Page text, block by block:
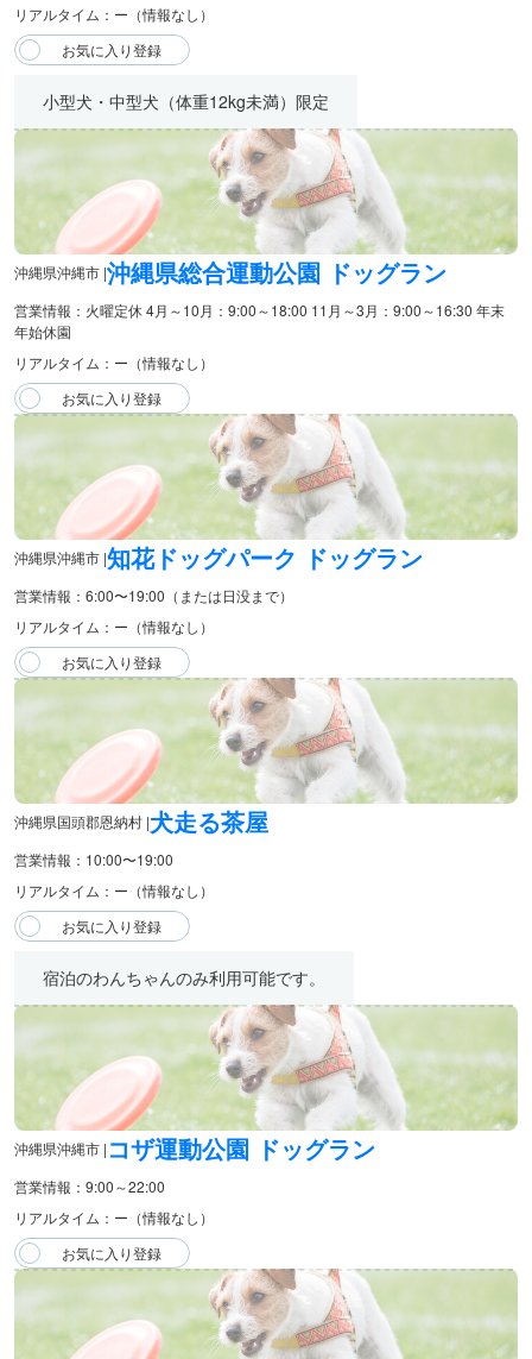
リアルタイム：ー（情報なし）
小型犬・中型犬（体重12kg未満）限定
沖縄県沖縄市 |沖縄県総合運動公園 ドッグラン
営業情報：火曜定休 4月～10月：9:00～18:00 11月～3月：9:00～16:30 年末
年始休園
リアルタイム：ー（情報なし）
沖縄県沖縄市 |知花ドッグパーク ドッグラン
営業情報：6:00〜19:00（または日没まで）
リアルタイム：ー（情報なし）
沖縄県国頭郡恩納村 |犬走る茶屋
営業情報：10:00〜19:00
リアルタイム：ー（情報なし）
宿泊のわんちゃんのみ利用可能です。
沖縄県沖縄市 | コザ運動公園 ドッグラン
営業情報：9:00～22:00
リアルタイム：ー（情報なし）